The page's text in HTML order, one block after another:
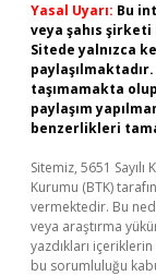
Yasal Uyarı: Bu
veya şahıs
Sitede yalnızca
taşımamakta
paylaşım
benzerlikleri
Sitemiz, 5651
Kurumu (BTK)
vermektedir. Bu
veya araştırma
yazdıkları
bu sorumluluğu